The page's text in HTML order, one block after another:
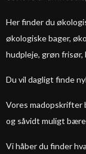
Her finder du
økologiske bager,
hudpleje, grøn
Du vil dagligt finde
Vores madopskrifter
og såvidt muligt
Vi håber du finder